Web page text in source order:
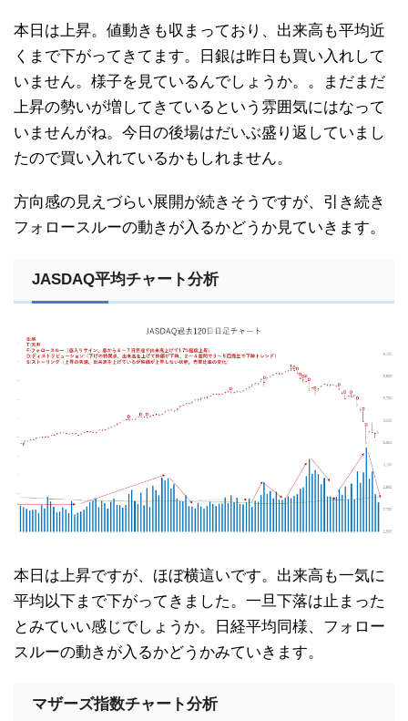
本日は上昇。値動きも収まっており、出来高も平均近
くまで下がってきてます。日銀は昨日も買い入れして
いません。様子を見ているんでしょうか。。まだまだ
上昇の勢いが増してきているという雰囲気にはなって
いませんがね。今日の後場はだいぶ盛り返していまし
たので買い入れているかもしれません。
方向感の見えづらい展開が続きそうですが、引き続き
フォロースルーの動きが入るかどうか見ていきます。
JASDAQ平均チャート分析
本日は上昇ですが、ほぼ横這いです。出来高も一気に
平均以下まで下がってきました。一旦下落は止まった
とみていい感じでしょうか。日経平均同様、フォロー
スルーの動きが入るかどうかみていきます。
マザーズ指数チャート分析